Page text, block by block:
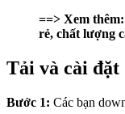
==> Xem thêm:
rẻ, chất lượng
Tải và cài
Bước 1: Các bạn